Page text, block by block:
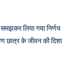
लिया गया निर्णय
छात्र के जीवन की दिशा